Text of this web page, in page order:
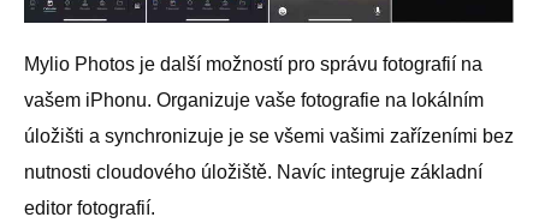
Mylio Photos je další možností pro správu fotografií na
vašem iPhonu. Organizuje vaše fotografie na lokálním
úložišti a synchronizuje je se všemi vašimi zařízeními bez
nutnosti cloudového úložiště. Navíc integruje základní
editor fotografií.